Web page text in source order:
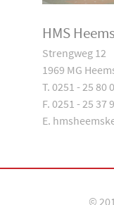
HMS
Strengweg 12
1969 MG
T. 0251 - 25 80
F. 0251 - 25 37
E.
©